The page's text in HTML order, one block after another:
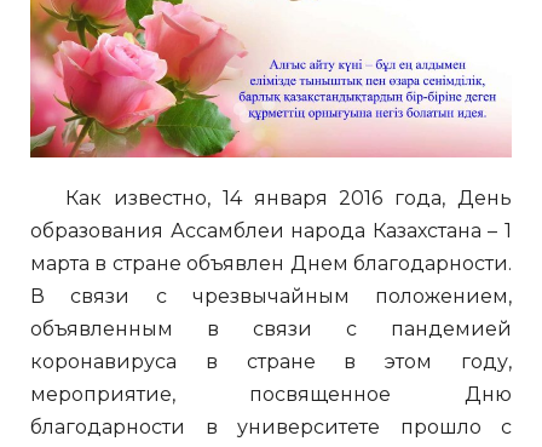
Как известно, 14 января 2016 года, День
образования Ассамблеи народа Казахстана – 1
марта в стране объявлен Днем благодарности.
В связи с чрезвычайным положением,
объявленным в связи с пандемией
коронавируса в стране в этом году,
мероприятие, посвященное Дню
благодарности в университете прошло с